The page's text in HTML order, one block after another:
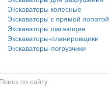
Экскаваторы колесные
Экскаваторы с прямой лопатой
Экскаваторы шагающие
Экскаваторы-планировщики
Экскаваторы-погрузчики